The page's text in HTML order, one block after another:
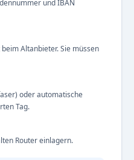
und IBAN
Altanbieter. Sie müssen
oder automatische
Tag.
Router einlagern.